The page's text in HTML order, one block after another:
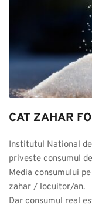
CAT ZAHAR
Institutul National
priveste consumul
Media consumului
zahar / locuitor/an.
Dar consumul real